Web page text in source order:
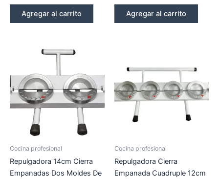
Agregar al carrito Agregar al carrito
Cocina profesional
Repulgadora 14cm Cierra
Empanadas Dos Moldes De
Cocina profesional
Repulgadora Cierra
Empanada Cuadruple 12cm